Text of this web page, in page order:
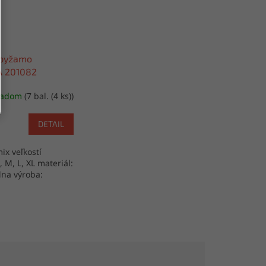
201082
(7 bal. (4 ks))
DETAIL
veľkostí
M, L, XL materiál:
výroba: